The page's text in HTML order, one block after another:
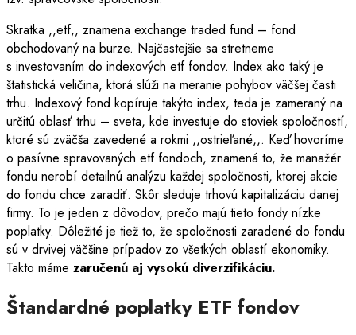
Skratka ,,etf,, znamena exchange traded fund – fond
obchodovaný na burze. Najčastejšie sa stretneme
s investovaním do indexových etf fondov. Index ako taký je
štatistická veličina, ktorá slúži na meranie pohybov väčšej časti
trhu. Indexový fond kopíruje takýto index, teda je zameraný na
určitú oblasť trhu – sveta, kde investuje do stoviek spoločností,
ktoré sú zväčša zavedené a rokmi ,,ostrieľané,,. Keď hovoríme
o pasívne spravovaných etf fondoch, znamená to, že manažér
fondu nerobí detailnú analýzu každej spoločnosti, ktorej akcie
do fondu chce zaradiť. Skôr sleduje trhovú kapitalizáciu danej
firmy. To je jeden z dôvodov, prečo majú tieto fondy nízke
poplatky. Dôležité je tiež to, že spoločnosti zaradené do fondu
sú v drvivej väčšine prípadov zo všetkých oblastí ekonomiky.
Takto máme zaručenú aj vysokú diverzifikáciu.
Štandardné poplatky ETF fondov